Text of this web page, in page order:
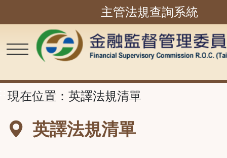
內
容
主管法規查詢系統
現在位置： 英譯法規清單
英譯法規清單